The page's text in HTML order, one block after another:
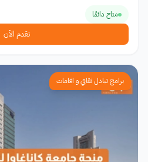
متاح دائمًا
تقدم الآن
برامج تبادل ثقافي و اقامات